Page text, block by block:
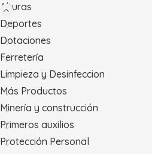
Alturas
Deportes
Dotaciones
Ferretería
Limpieza y Desinfeccion
Más Productos
Minería y construcción
Primeros auxilios
Protección Personal